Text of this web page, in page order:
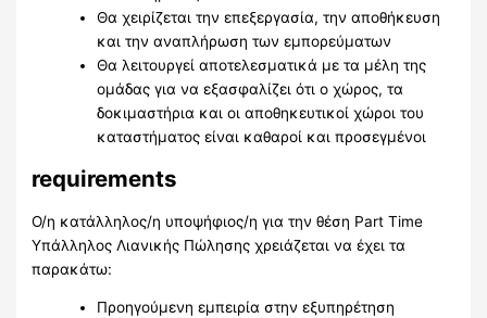
Θα χειρίζεται την επεξεργασία, την αποθήκευση
και την αναπλήρωση των εμπορεύματων
Θα λειτουργεί αποτελεσματικά με τα μέλη της
ομάδας για να εξασφαλίζει ότι ο χώρος, τα
δοκιμαστήρια και οι αποθηκευτικοί χώροι του
καταστήματος είναι καθαροί και προσεγμένοι
requirements
Ο/η κατάλληλος/η υποψήφιος/η για την θέση Part Time
Yπάλληλος Λιανικής Πώλησης χρειάζεται να έχει τα
παρακάτω:
Προηγούμενη εμπειρία στην εξυπηρέτηση